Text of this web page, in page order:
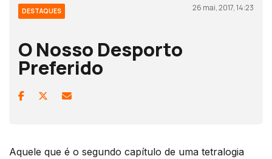
DESTAQUES 26 mai, 2017, 14:23
O Nosso Desporto
Preferido
Aquele que é o segundo capítulo de uma tetralogia